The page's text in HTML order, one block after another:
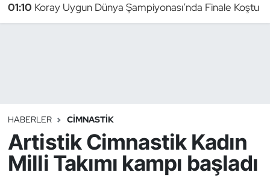
01:10 Koray Uygun Dünya Şampiyonası’nda Finale Koştu
HABERLER CIMNASTIK
Artistik Cimnastik Kadın
Milli Takımı kampı başladı
Badminton
Binicilik
Bisiklet